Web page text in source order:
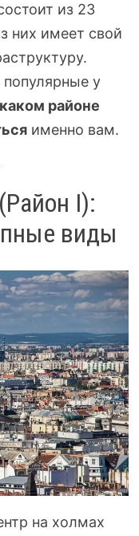
из 23
них имеет свой
у
районе
именно вам.
I):
виды
на холмах